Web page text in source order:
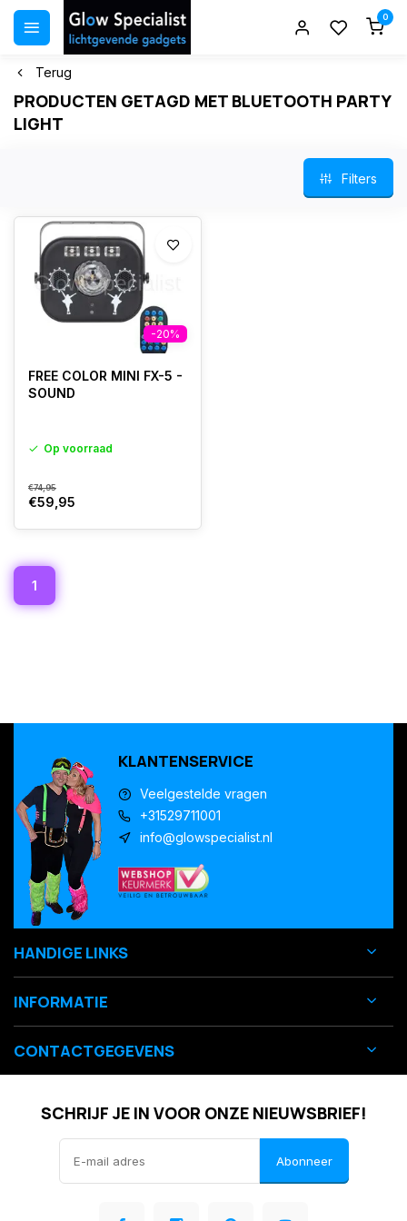
0
Terug
PRODUCTEN GETAGD MET BLUETOOTH PARTY
LIGHT
Filters
-20%
FREE COLOR MINI FX-5 -
SOUND
Op voorraad
€74,95
€59,95
1
KLANTENSERVICE
Veelgestelde vragen
+31529711001
info@glowspecialist.nl
HANDIGE LINKS
INFORMATIE
CONTACTGEGEVENS
SCHRIJF JE IN VOOR ONZE NIEUWSBRIEF!
Abonneer